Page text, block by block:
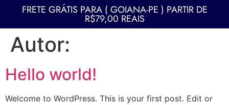
FRETE GRÁTIS PARA ( GOIANA-PE ) PARTIR DE
R$79,00 REAIS
Autor:
Hello world!
Welcome to WordPress. This is your first post. Edit or